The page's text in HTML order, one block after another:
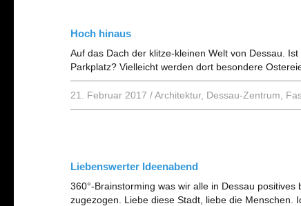
Hoch hinaus
Auf das Dach der klitze-kleinen Welt von Dessau.
Parkplatz? Vielleicht werden dort besondere
21. Februar 2017 /Architektur, Dessau-Zentrum
Liebenswerter Ideenabend
360°-Brainstorming was wir alle in Dessau
zugezogen. Liebe diese Stadt, liebe die Menschen.